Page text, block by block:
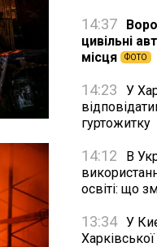
14:37
цивільні
місця
ФОТО
14:23
У
гуртожитку
14:12
В
освіті: що
13:34 У
Харківської